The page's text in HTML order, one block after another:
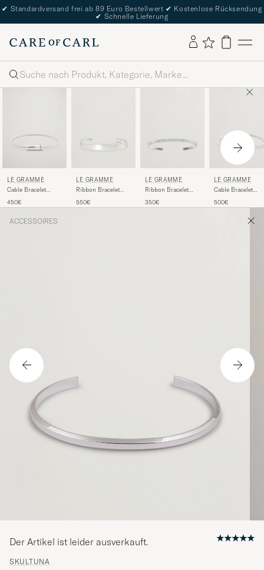
✔ Standardversand frei ab 89 Euro Bestellwert ✔ Kostenlose Rücksendung
✔ Schnelle Lieferung
Suche
LE GRAMME
Cable Bracelet
Silver 7g
450€
LE GRAMME
Ribbon Bracelet
Silver 21g
550€
LE GRAMME
Ribbon Bracelet
Silver 7g
350€
LE GRAMME
Cable Bracelet
Silver 9g
500€
ACCESSOIRES
SKULTUNA
Der Artikel ist leider ausverkauft.